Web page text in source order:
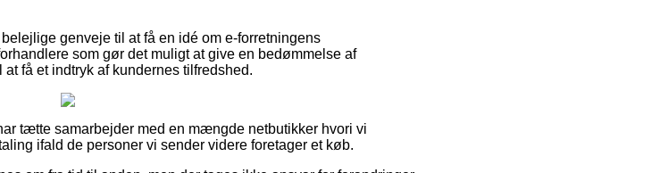
genveje til at få en idé om e-forretningens
som gør det muligt at give en bedømmelse af
få et indtryk af kundernes tilfredshed.
tætte samarbejder med en mængde netbutikker hvori vi
ifald de personer vi sender videre foretager et køb.